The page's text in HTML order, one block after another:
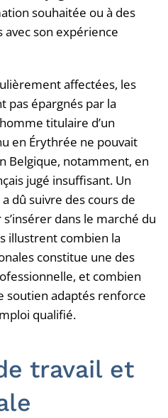
souhaitée ou à des
son expérience
affectées, les
pas épargnés par la
titulaire d’un
en Érythrée ne pouvait
Belgique, notamment, en
jugé insuffisant. Un
dû suivre des cours de
dans le marché du
illustrent combien la
constitue une des
et combien
soutien adaptés renforce
qualifié.
travail et